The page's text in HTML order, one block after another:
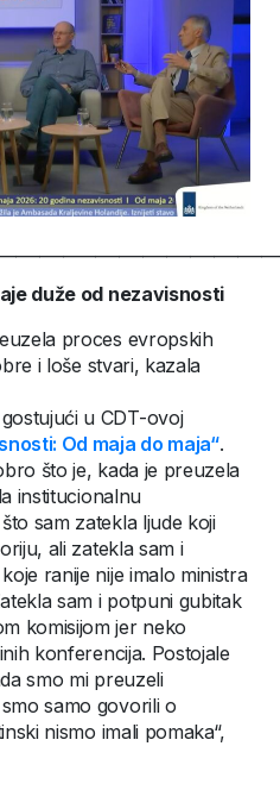
duže od nezavisnosti
proces evropskih
i loše stvari, kazala
u CDT-ovoj
Od maja do maja“.
što je, kada je preuzela
institucionalnu
sam zatekla ljude koji
ali zatekla sam i
ranije nije imalo ministra
sam i potpuni gubitak
komisijom jer neko
konferencija. Postojale
smo mi preuzeli
samo govorili o
nismo imali pomaka“,